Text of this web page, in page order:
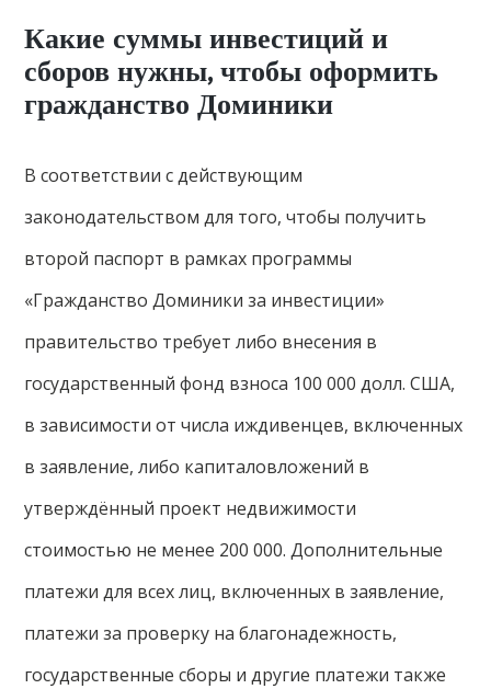
Какие суммы инвестиций и
сборов нужны, чтобы оформить
гражданство Доминики
В соответствии с действующим
законодательством для того, чтобы получить
второй паспорт в рамках программы
«Гражданство Доминики за инвестиции»
правительство требует либо внесения в
государственный фонд взноса 100 000 долл. США,
в зависимости от числа иждивенцев, включенных
в заявление, либо капиталовложений в
утверждённый проект недвижимости
стоимостью не менее 200 000. Дополнительные
платежи для всех лиц, включенных в заявление,
платежи за проверку на благонадежность,
государственные сборы и другие платежи также